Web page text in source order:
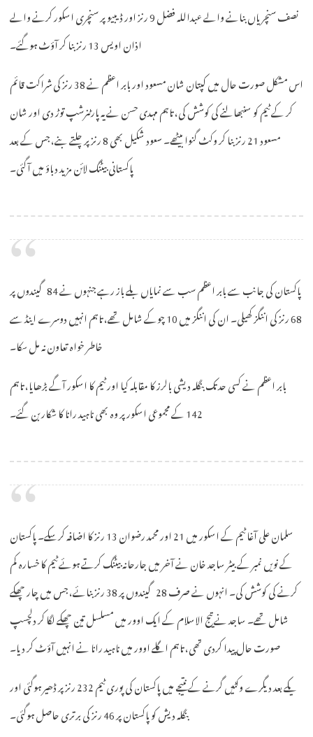
نصف سنچریاں بنانے والے عبداللہ فضل 9 رنز اور ڈیبیو پر سنچری اسکور کرنے والے
اذان اویس 13 رنز بنا کر آؤٹ ہوگئے۔
اس مشکل صورت حال میں کپتان شان مسعود اور بابر اعظم نے 38 رنز کی شراکت قائم
کر کے ٹیم کو سنبھالنے کی کوشش کی، تاہم مہدی حسن نے یہ پارٹنرشپ توڑ دی اور شان
مسعود 21 رنز بنا کر وکٹ گنوا بیٹھے۔ سعود شکیل بھی 8 رنز پر چلتے بنے، جس کے بعد
پاکستانی بیٹنگ لائن مزید دباؤ میں آگئی۔
پاکستان کی جانب سے بابر اعظم سب سے نمایاں بلے باز رہے جنہوں نے 84 گیندوں پر
68 رنز کی اننگز کھیلی۔ ان کی اننگز میں 10 چوکے شامل تھے، تاہم انہیں دوسرے اینڈ سے
خاطر خواہ تعاون نہ مل سکا۔
بابر اعظم نے کسی حد تک بنگلہ دیشی بالرز کا مقابلہ کیا اور ٹیم کا اسکور آگے بڑھایا، تاہم
142 کے مجموعی اسکور پر وہ بھی ناہید رانا کا شکار بن گئے۔
سلمان علی آغا ٹیم کے اسکور میں 21 اور محمد رضوان 13 رنز کا اضافہ کرسکے۔ پاکستان
کے نویں نمبر کے بیٹر ساجد خان نے آخر میں جارحانہ بیٹنگ کرتے ہوئے ٹیم کا خسارہ کم
کرنے کی کوشش کی۔ انہوں نے صرف 28 گیندوں پر 38 رنز بنائے، جس میں چار چھکے
شامل تھے۔ ساجد نے تیج الاسلام کے ایک اوور میں مسلسل تین چھکے لگا کر دلچسپ
صورت حال پیدا کردی تھی، تاہم اگلے اوور میں ناہید رانا نے انہیں آؤٹ کر دیا۔
یکے بعد دیگرے وکٹیں گرنے کے نتیجے میں پاکستان کی پوری ٹیم 232 رنز پر ڈھیر ہوگئی اور
بنگلہ دیش کو پاکستان پر 46 رنز کی برتری حاصل ہوگئی۔